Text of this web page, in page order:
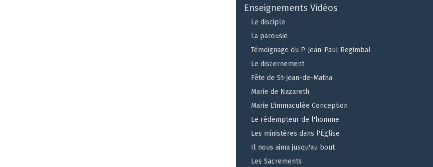
Enseignements Vidéos
Le disciple
La parousie
Témoignage du P. Jean-Paul Regimbal
Le discernement
Fête de St-Jean-de-Matha
Marie de Nazareth
Marie L'immaculée Conception
Le rédempteur de l'homme
Les ministères dans l'Église
Il nous aima jusqu'au bout
Les Sacrements